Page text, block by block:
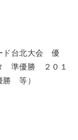
ド台北大会 優
準優勝 ２０１
勝 等）